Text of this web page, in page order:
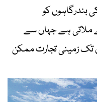
بندرگاہوں کو
ہے جہاں سے
تک زمینی تجارت ممکن